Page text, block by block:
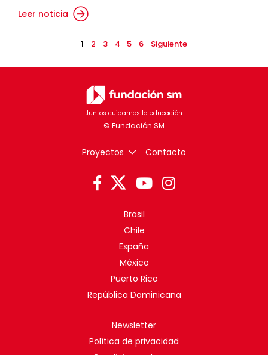
Leer noticia
1 2 3 4 5 6 Siguiente
Juntos cuidamos la educación
Proyectos Contacto
Brasil
Chile
España
México
Puerto Rico
República Dominicana
Newsletter
Política de privacidad